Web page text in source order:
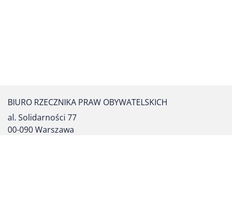
BIURO RZECZNIKA PRAW OBYWATELSKICH
al. Solidarności 77
00-090 Warszawa